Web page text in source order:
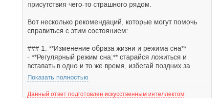
присутствия чего-то страшного рядом.
Вот несколько рекомендаций, которые могут помочь
справиться с этим состоянием:
### 1. **Изменение образа жизни и режима сна**
- **Регулярный режим сна:** старайся ложиться и
вставать в одно и то же время, избегай поздних за...
Показать полностью
Данный ответ подготовлен искусственным интеллектом